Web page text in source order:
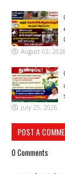
August 02, 2026
July 25, 2026
POST A
0 Comments